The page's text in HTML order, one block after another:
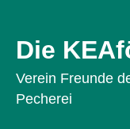
Die
Verein Freunde
Pecherei